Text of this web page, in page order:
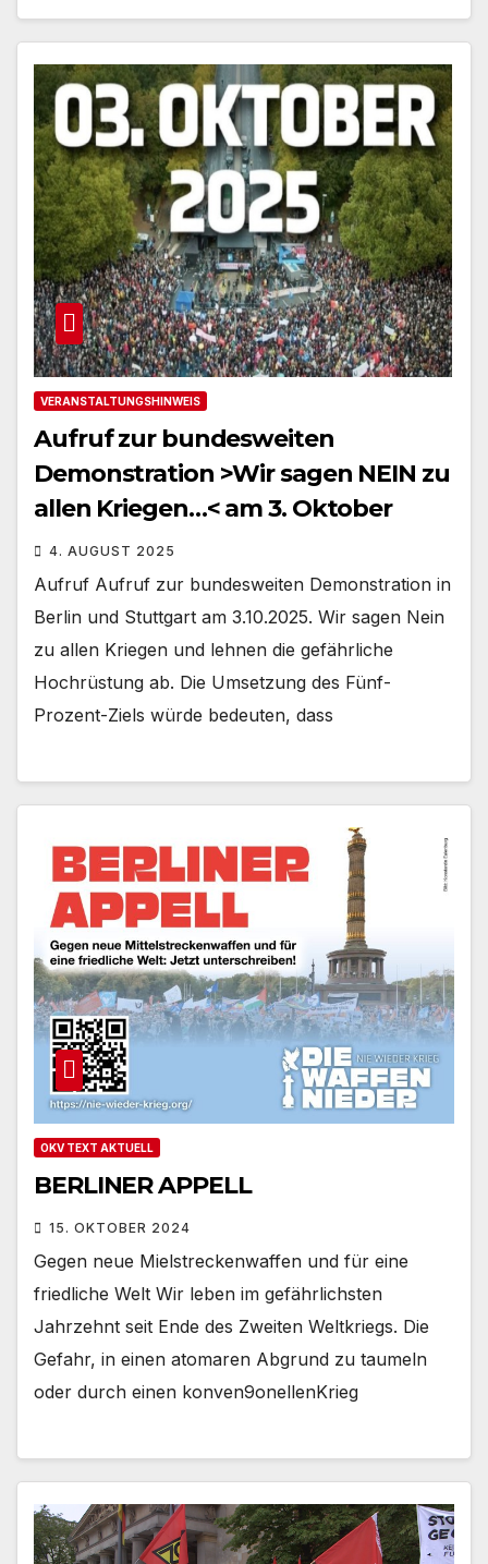
VERANSTALTUNGSHINWEIS
Aufruf zur bundesweiten
Demonstration >Wir sagen NEIN zu
allen Kriegen…< am 3. Oktober
4. AUGUST 2025
Aufruf Aufruf zur bundesweiten Demonstration in
Berlin und Stuttgart am 3.10.2025. Wir sagen Nein
zu allen Kriegen und lehnen die gefährliche
Hochrüstung ab. Die Umsetzung des Fünf-
Prozent-Ziels würde bedeuten, dass
OKV TEXT AKTUELL
BERLINER APPELL
15. OKTOBER 2024
Gegen neue Mielstreckenwaffen und für eine
friedliche Welt Wir leben im gefährlichsten
Jahrzehnt seit Ende des Zweiten Weltkriegs. Die
Gefahr, in einen atomaren Abgrund zu taumeln
oder durch einen konven9onellenKrieg